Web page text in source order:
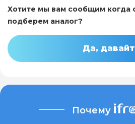
Хотите мы вам сообщим когда
подберем аналог?
Да,
Почему